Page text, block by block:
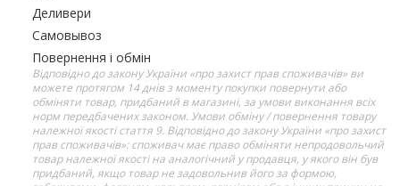
Деливери
Самовывоз
Повернення і обмін
Відповідно до закону України «про захист прав споживачів» ви
можете протягом 14 днів з моменту покупки повернути або
обміняти товар, придбаний в магазині, за умови виконання всіх
норм передбачених законом. Умови обміну / повернення товару
належної якості стаття 9. Відповідно до закону України «про захист
прав споживачів»: споживач має право обміняти непродовольчий
товар належної якості на аналогічний у продавця, у якого він був
придбаний, якщо товар не задовольнив його за формою,